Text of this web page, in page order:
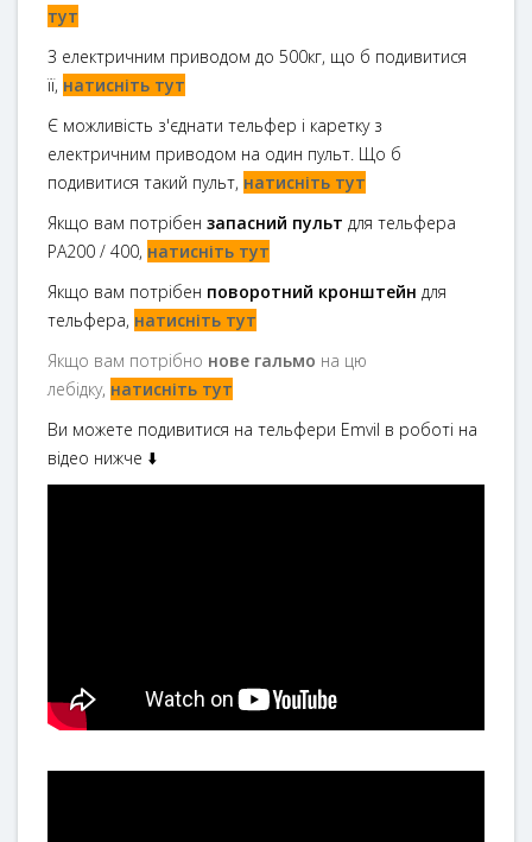
тут
З електричним приводом до 500кг, що б подивитися
її, натисніть тут
Є можливість з'єднати тельфер і каретку з
електричним приводом на один пульт. Що б
подивитися такий пульт, натисніть тут
Якщо вам потрібен запасний пульт для тельфера
РА200 / 400, натисніть тут
Якщо вам потрібен поворотний кронштейн для
тельфера, натисніть тут
Якщо вам потрібно нове гальмо на цю
лебідку, натисніть тут
Ви можете подивитися на тельфери Emvil в роботі на
відео нижче ⬇️